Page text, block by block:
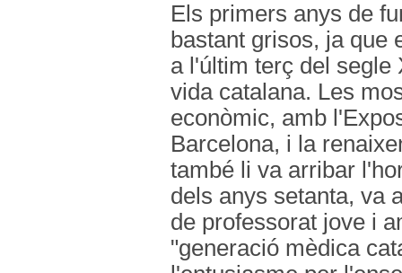
Els primers anys de
bastant grisos, ja que
a l'últim terç del segle
vida catalana. Les
econòmic, amb
Barcelona, i la
també li va arribar
dels anys setanta, va
de professorat jove i
"generació mèdica